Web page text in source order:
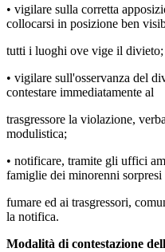
• vigilare sulla corretta
collocarsi in posizione ben
tutti i luoghi ove vige il divieto;
• vigilare sull'osservanza del
contestare immediatamente al
trasgressore la violazione,
modulistica;
• notificare, tramite gli uffici
famiglie dei minorenni sorpresi
fumare ed ai trasgressori,
la notifica.
Modalità di contestazione